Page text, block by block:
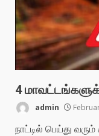
4
admin
நாட்டில் பெய்து